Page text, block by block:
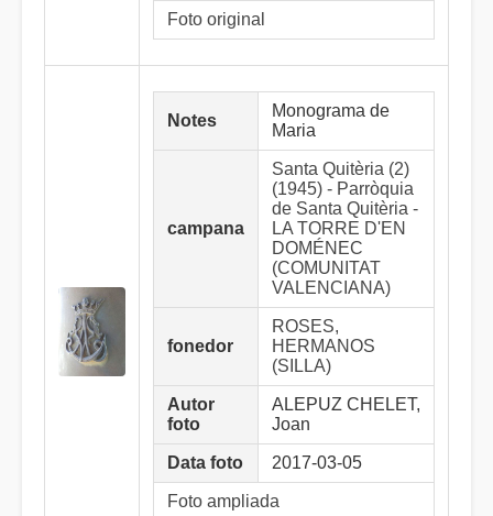
Foto original
Notes
Monograma de
Maria
campana
Santa Quitèria (2)
(1945) - Parròquia
de Santa Quitèria -
LA TORRE D'EN
DOMÉNEC
(COMUNITAT
VALENCIANA)
fonedor
ROSES,
HERMANOS
(SILLA)
Autor
foto
ALEPUZ CHELET,
Joan
Data foto 2017-03-05
Foto ampliada